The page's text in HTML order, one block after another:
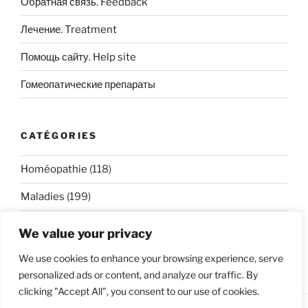
We value your privacy
We use cookies to enhance your browsing experience, serve
personalized ads or content, and analyze our traffic. By
clicking "Accept All", you consent to our use of cookies.
Лечение. Treatment
Помощь сайту. Help site
Гомеопатические препараты
CATÉGORIES
Homéopathie (118)
Maladies (199)